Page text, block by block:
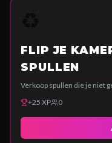
FLIP JE
SPULLEN
Verkoop spullen die je niet
+25 XP 0